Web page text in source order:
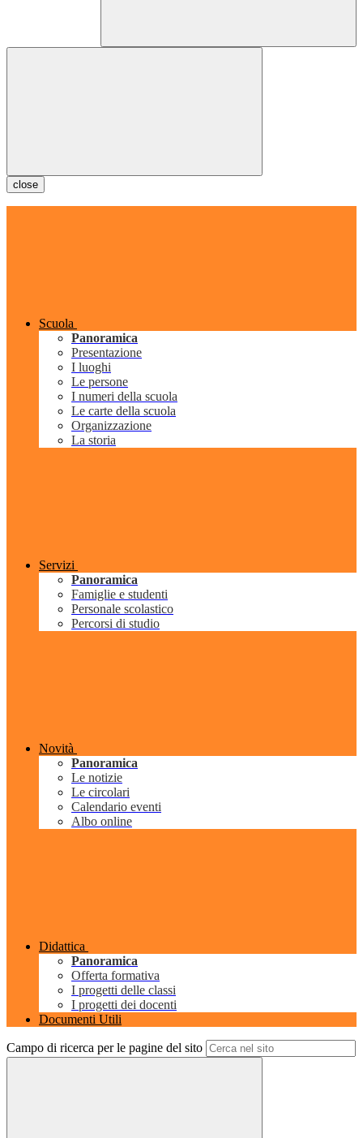
close
Scuola
Panoramica
Presentazione
I luoghi
Le persone
I numeri della scuola
Le carte della scuola
Organizzazione
La storia
Servizi
Panoramica
Famiglie e studenti
Personale scolastico
Percorsi di studio
Novità
Panoramica
Le notizie
Le circolari
Calendario eventi
Albo online
Didattica
Panoramica
Offerta formativa
I progetti delle classi
I progetti dei docenti
Documenti Utili
Campo di ricerca per le pagine del sito